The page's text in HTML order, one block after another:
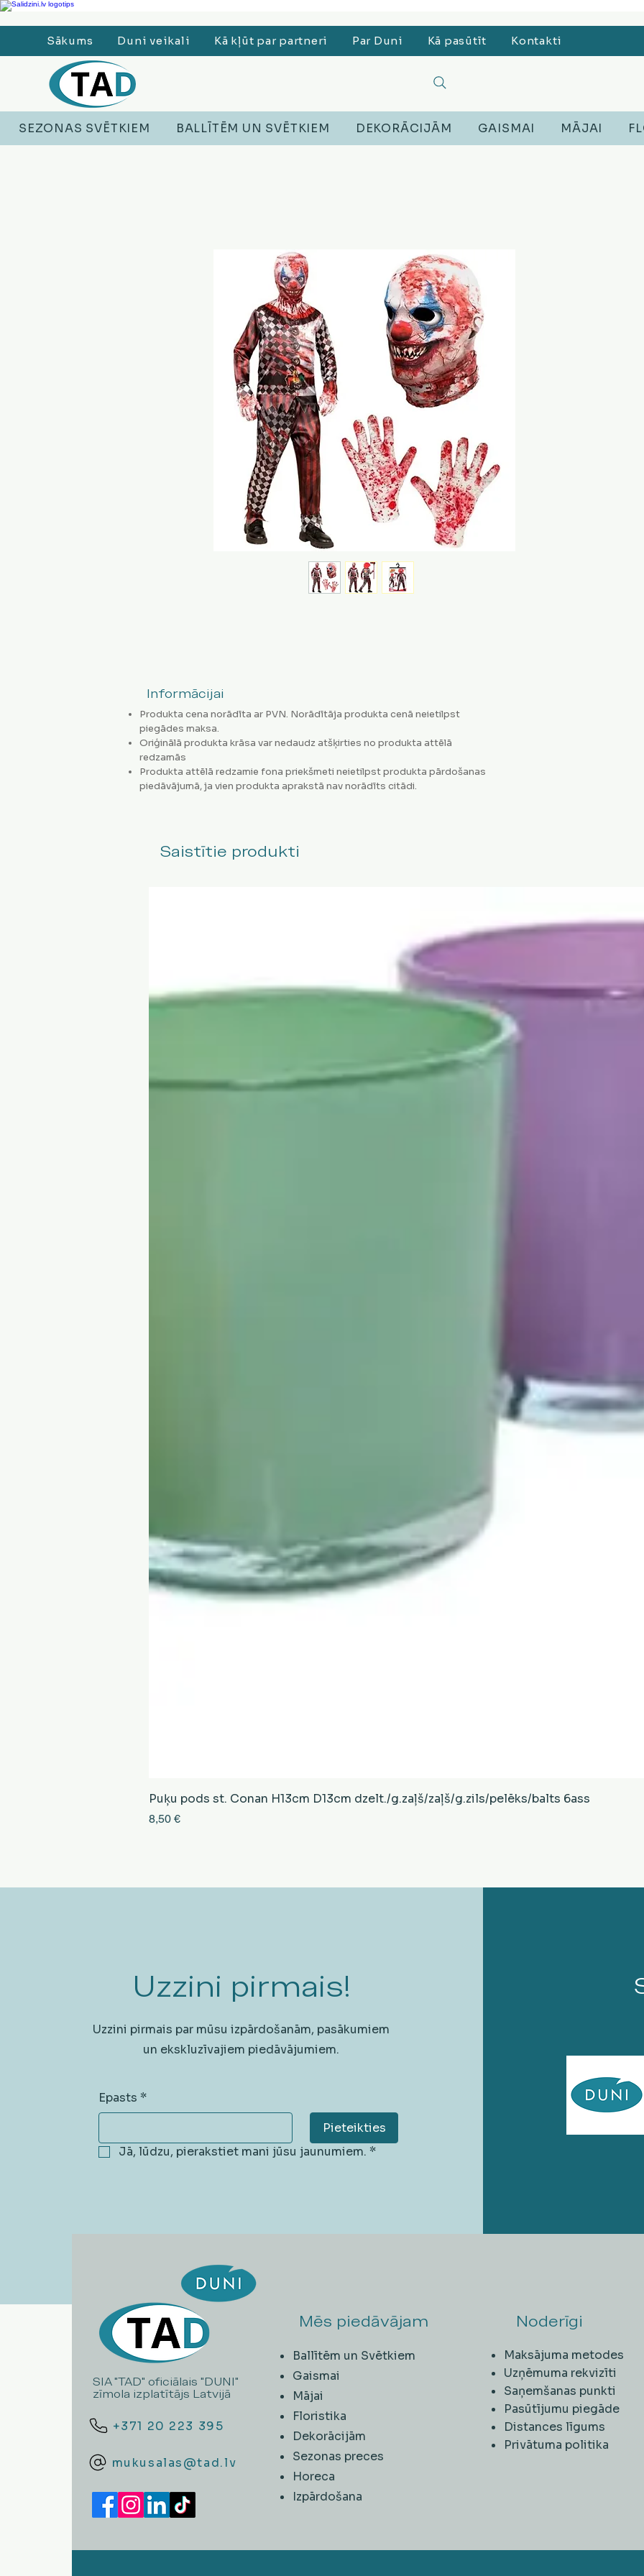
Ledusskapji, Sadzīves tehnika, Smaržas, Operatīvā atmiņa, Putekļu sūcēji, Lego, Austiņas
Sākums Duni veikali Kā kļūt par partneri Par Duni Kā pasūtīt Kontakti
SEZONAS SVĒTKIEM BALLĪTĒM UN SVĒTKIEM DEKORĀCIJĀM GAISMAI MĀJAI
Informācijai
Produkta cena norādīta ar PVN. Norādītāja produkta cenā neietilpst
piegādes maksa.
Oriģinālā produkta krāsa var nedaudz atšķirties no produkta attēlā
redzamās
Produkta attēlā redzamie fona priekšmeti neietilpst produkta pārdošanas
piedāvājumā, ja vien produkta aprakstā nav norādīts citādi.
Saistītie produkti
Ātrais skats
Puķu pods st. Conan H13cm D13cm dzelt./g.zaļš/zaļš/g.zils/pelēks/balts 6ass
Cena
8,50 €
Uzzini pirmais!
Uzzini pirmais par mūsu izpārdošanām, pasākumiem
un ekskluzīvajiem piedāvājumiem.
Epasts *
Pieteikties
Jā, lūdzu, pierakstiet mani jūsu jaunumiem. *
SIA "TAD" oficiālais "DUNI"
zīmola izplatītājs Latvijā
+371 20 223 395
mukusalas@tad.lv
Mēs piedāvājam
Ballītēm un Svētkiem
Gaismai
Mājai
Floristika
Dekorācijām
Sezonas preces
Horeca
​Izpārdošana
Noderīgi
Maksājuma metodes
Uzņēmuma rekvizīti
Saņemšanas punkti
Pasūtījumu piegāde
Distances līgums
Privātuma politika